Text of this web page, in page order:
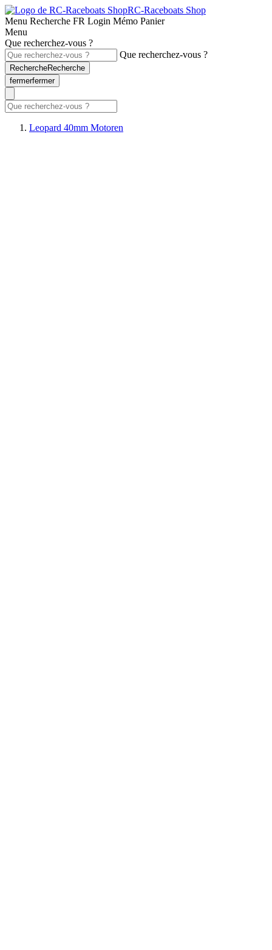
RC-Raceboats Shop
Menu Recherche FR Login Mémo Panier
Menu
Que recherchez-vous ?
Que recherchez-vous ?
RechercheRecherche
fermerfermer
Leopard 40mm Motoren